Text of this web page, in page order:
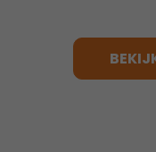
variaties.